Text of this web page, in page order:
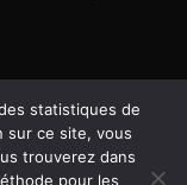
statistiques de
sur ce site, vous
trouverez dans
pour les